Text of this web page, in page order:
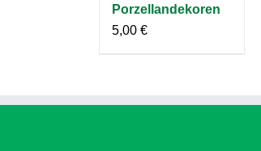
Porzellandekoren
5,00 €